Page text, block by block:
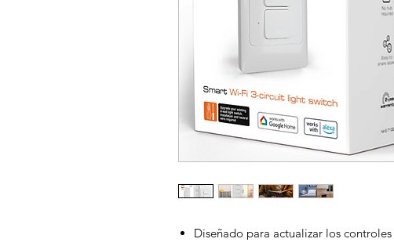
Diseñado para actualizar los